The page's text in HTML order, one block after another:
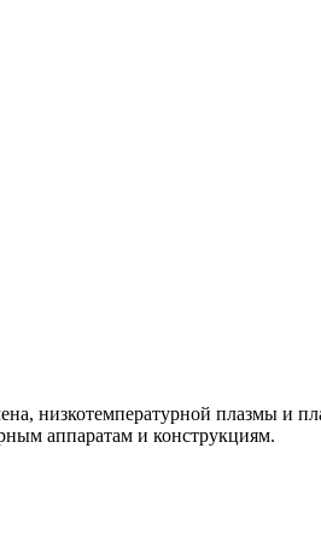
низкотемпературной плазмы и
аппаратам и конструкциям.